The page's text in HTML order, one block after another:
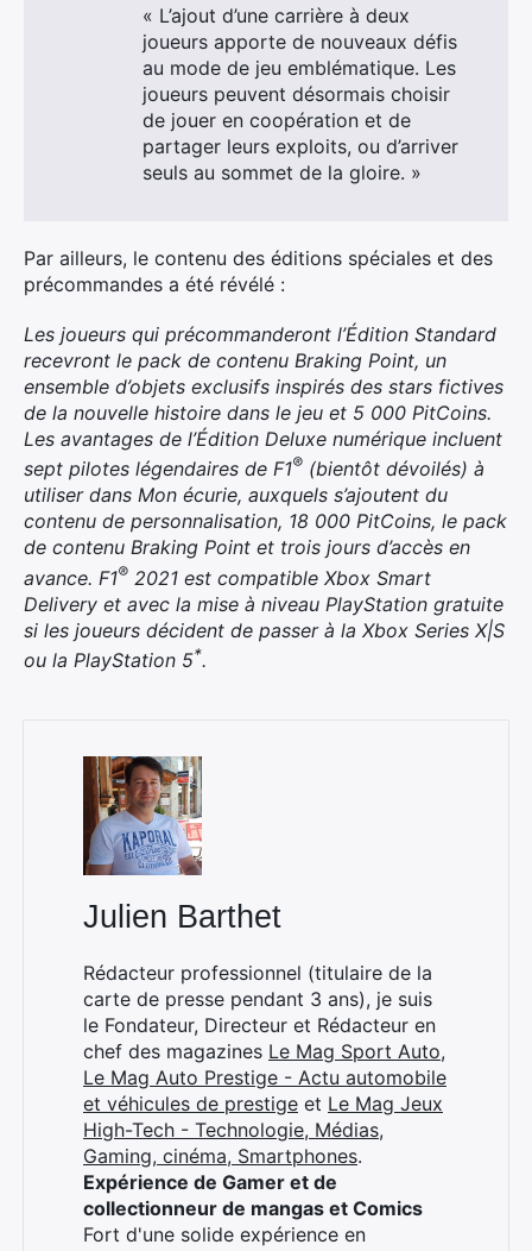
« L’ajout d’une carrière à deux
joueurs apporte de nouveaux défis
au mode de jeu emblématique. Les
joueurs peuvent désormais choisir
de jouer en coopération et de
partager leurs exploits, ou d’arriver
seuls au sommet de la gloire. »
Par ailleurs, le contenu des éditions spéciales et des
précommandes a été révélé :
Les joueurs qui précommanderont l’Édition Standard
recevront le pack de contenu Braking Point, un
ensemble d’objets exclusifs inspirés des stars fictives
de la nouvelle histoire dans le jeu et 5 000 PitCoins.
Les avantages de l’Édition Deluxe numérique incluent
sept pilotes légendaires de F1® (bientôt dévoilés) à
utiliser dans Mon écurie, auxquels s’ajoutent du
contenu de personnalisation, 18 000 PitCoins, le pack
de contenu Braking Point et trois jours d’accès en
avance. F1® 2021 est compatible Xbox Smart
Delivery et avec la mise à niveau PlayStation gratuite
si les joueurs décident de passer à la Xbox Series X|S
ou la PlayStation 5*.
Julien Barthet
Rédacteur professionnel (titulaire de la
carte de presse pendant 3 ans), je suis
le Fondateur, Directeur et Rédacteur en
chef des magazines Le Mag Sport Auto,
Le Mag Auto Prestige - Actu automobile
et véhicules de prestige et Le Mag Jeux
High-Tech - Technologie, Médias,
Gaming, cinéma, Smartphones.
Expérience de Gamer et de
collectionneur de mangas et Comics
Fort d'une solide expérience en
×
Rechercher